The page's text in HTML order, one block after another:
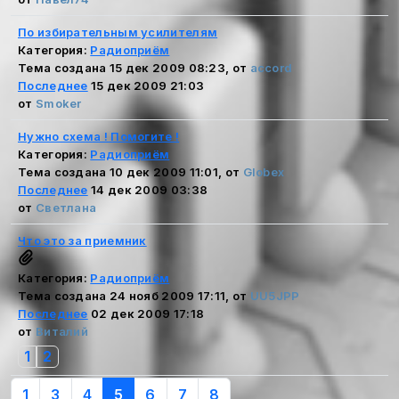
По избирательным усилителям
Категория: Радиоприём
Тема создана 15 дек 2009 08:23, от accord
Последнее 15 дек 2009 21:03
от Smoker
Нужно схема ! Помогите !
Категория: Радиоприём
Тема создана 10 дек 2009 11:01, от Globex
Последнее 14 дек 2009 03:38
от Светлана
Что это за приемник
Категория: Радиоприём
Тема создана 24 нояб 2009 17:11, от UU5JPP
Последнее 02 дек 2009 17:18
от Виталий
1 2
1 3 4 5 6 7 8